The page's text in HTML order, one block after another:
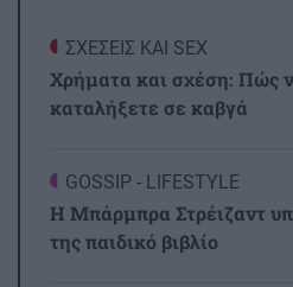
ΣΧΕΣΕΙΣ ΚΑΙ SEX
Χρήματα και σχέση: Πώς
καταλήξετε σε καβγά
GOSSIP - LIFESTYLE
Η Μπάρμπρα Στρέιζαντ
της παιδικό βιβλίο